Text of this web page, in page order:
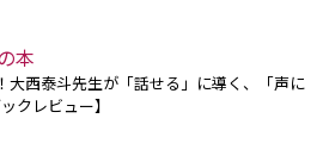
本
大西泰斗先生が「話せる」に導く、「声に
クレビュー】